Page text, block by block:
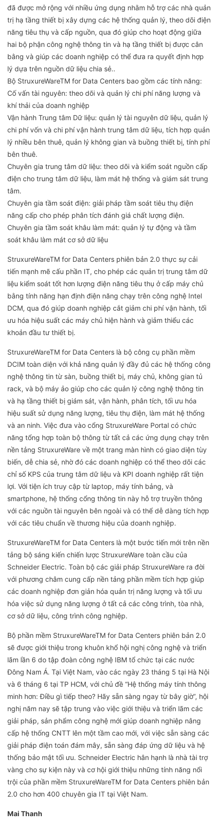
đã được mở rộng với nhiều ứng dụng nhằm hỗ trợ các nhà quản
trị hạ tầng thiết bị xây dựng các hệ thống quản lý, theo dõi điện
năng tiêu thụ và cấp nguồn, qua đó giúp cho hoạt động giữa
hai bộ phận công nghệ thông tin và hạ tầng thiết bị được cân
bằng và giúp các doanh nghiệp có thể đưa ra quyết định hợp
lý dựa trên nguồn dữ liệu chia sẻ..
Bộ StruxureWareTM for Data Centers bao gồm các tính năng:
Cố vấn tài nguyên: theo dõi và quản lý chi phí năng lượng và
khí thải của doanh nghiệp
Vận hành Trung tâm Dữ liệu: quản lý tài nguyên dữ liệu, quản lý
chi phí vốn và chi phí vận hành trung tâm dữ liệu, tích hợp quản
lý nhiều bên thuê, quản lý không gian và buồng thiết bị, tính phí
bên thuê.
Chuyên gia trung tâm dữ liệu: theo dõi và kiểm soát nguồn cấp
điện cho trung tâm dữ liệu, làm mát hệ thống và giám sát trung
tâm.
Chuyên gia tầm soát điện: giải pháp tầm soát tiêu thụ điện
năng cấp cho phép phân tích đánh giá chất lượng điện.
Chuyên gia tầm soát khâu làm mát: quản lý tự động và tầm
soát khâu làm mát cơ sở dữ liệu
StruxureWareTM for Data Centers phiên bản 2.0 thực sự cải
tiến mạnh mẽ cấu phần IT, cho phép các quản trị trung tâm dữ
liệu kiểm soát tốt hơn lượng điện năng tiêu thụ ở cấp máy chủ
bằng tính năng hạn định điện năng chạy trên công nghệ Intel
DCM, qua đó giúp doanh nghiệp cắt giảm chi phí vận hành, tối
ưu hóa hiệu suất các máy chủ hiện hành và giảm thiểu các
khoản đầu tư thiết bị.
StruxureWareTM for Data Centers là bộ công cụ phần mềm
DCIM toàn diện với khả năng quản lý đầy đủ các hệ thống công
nghệ thông tin từ sàn, buồng thiết bị, máy chủ, không gian tủ
rack, và bộ máy ảo giúp cho các quản lý công nghệ thông tin
và hạ tầng thiết bị giám sát, vận hành, phân tích, tối ưu hóa
hiệu suất sử dụng năng lượng, tiêu thụ điện, làm mát hệ thống
và an ninh. Việc đưa vào cổng StruxureWare Portal có chức
năng tổng hợp toàn bộ thông từ tất cả các ứng dụng chạy trên
nền tảng StruxureWare về một trang màn hình có giao diện tùy
biến, dễ chia sẻ, nhờ đó các doanh nghiệp có thể theo dõi các
chỉ số KPS của trung tâm dữ liệu và KPI doanh nghiệp rất tiện
lợi. Với tiện ích truy cập từ laptop, máy tính bảng, và
smartphone, hệ thống cổng thông tin này hỗ trợ truyền thông
với các nguồn tài nguyên bên ngoài và có thể dễ dàng tích hợp
với các tiêu chuẩn về thương hiệu của doanh nghiệp.
StruxureWareTM for Data Centers là một bước tiến mới trên nền
tảng bộ sáng kiến chiến lược StruxureWare toàn cầu của
Schneider Electric. Toàn bộ các giải pháp StruxureWare ra đời
với phương châm cung cấp nền tảng phần mềm tích hợp giúp
các doanh nghiệp đơn giản hóa quản trị năng lượng và tối ưu
hóa việc sử dụng năng lượng ở tất cả các công trình, tòa nhà,
cơ sở dữ liệu, công trình công nghiệp.
Bộ phần mềm StruxureWareTM for Data Centers phiên bản 2.0
sẽ được giới thiệu trong khuôn khổ hội nghị công nghệ và triển
lãm lần 6 do tập đoàn công nghệ IBM tổ chức tại các nước
Đông Nam Á. Tại Việt Nam, vào các ngày 23 tháng 5 tại Hà Nội
và 6 tháng 6 tại TP HCM, với chủ đề “Hệ thống máy tính thông
minh hơn: Điều gì tiếp theo? Hãy sẵn sàng ngay từ bây giờ”, hội
nghị năm nay sẽ tập trung vào việc giới thiệu và triển lãm các
giải pháp, sản phẩm công nghệ mới giúp doanh nghiệp nâng
cấp hệ thống CNTT lên một tầm cao mới, với việc sẵn sàng các
giải pháp điện toán đám mây, sẵn sàng đáp ứng dữ liệu và hệ
thống bảo mật tối ưu. Schneider Electric hân hạnh là nhà tài trợ
vàng cho sự kiện này và cơ hội giới thiệu những tính năng nổi
trội của phần mềm StruxureWareTM for Data Centers phiên bản
2.0 cho hơn 400 chuyên gia IT tại Việt Nam.
Mai Thanh